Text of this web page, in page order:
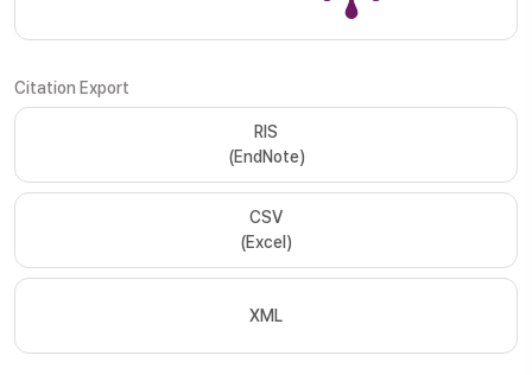
Citation Export
RIS
(EndNote)
CSV
(Excel)
XML